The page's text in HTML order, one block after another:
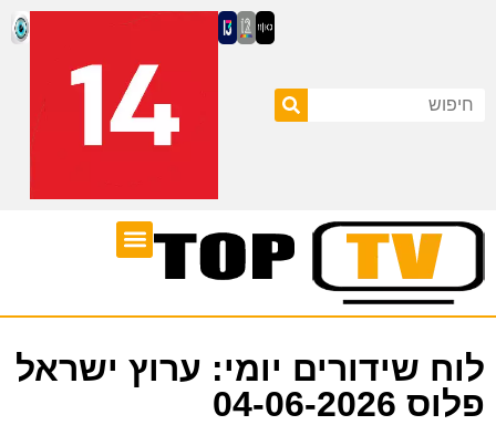
לוח שידורים יומי: ערוץ ישראל
פלוס 04-06-2026